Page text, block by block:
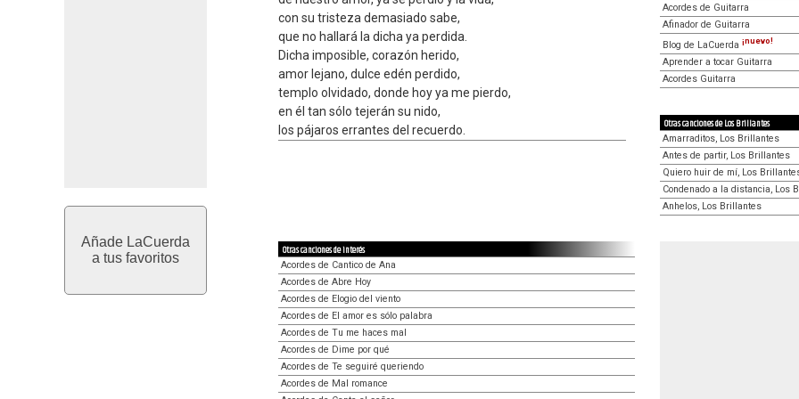
Añade LaCuerda
a tus favoritos
con su tristeza demasiado sabe,
que no hallará la dicha ya perdida.
Dicha imposible, corazón herido,
amor lejano, dulce edén perdido,
templo olvidado, donde hoy ya me pierdo,
en él tan sólo tejerán su nido,
los pájaros errantes del recuerdo.
Acordes de Guitarra
Afinador de Guitarra
Blog de LaCuerda ¡nuevo!
Aprender a tocar Guitarra
Acordes Guitarra
Otras canciones de Los Brillantes
Amarraditos, Los Brillantes
Antes de partir, Los Brillantes
Quiero huir de mí, Los
Condenado a la distancia, Los
Anhelos, Los Brillantes
Otras canciones de interés
Acordes de Cantico de Ana
Acordes de Abre Hoy
Acordes de Elogio del viento
Acordes de El amor es sólo palabra
Acordes de Tu me haces mal
Acordes de Dime por qué
Acordes de Te seguiré queriendo
Acordes de Mal romance